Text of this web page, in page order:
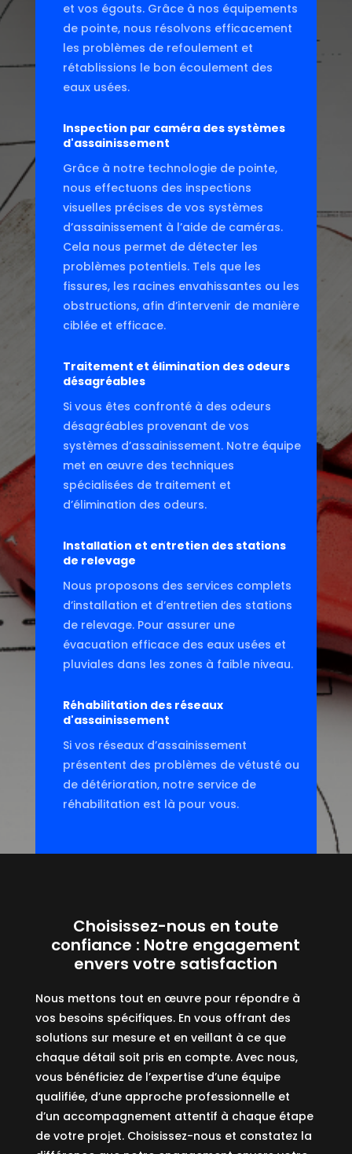
et vos égouts. Grâce à nos équipements
de pointe, nous résolvons efficacement
les problèmes de refoulement et
rétablissions le bon écoulement des
eaux usées.
Inspection par caméra des systèmes
d'assainissement
Grâce à notre technologie de pointe,
nous effectuons des inspections
visuelles précises de vos systèmes
d’assainissement à l’aide de caméras.
Cela nous permet de détecter les
problèmes potentiels. Tels que les
fissures, les racines envahissantes ou les
obstructions, afin d’intervenir de manière
ciblée et efficace.
Traitement et élimination des odeurs
désagréables
Si vous êtes confronté à des odeurs
désagréables provenant de vos
systèmes d’assainissement. Notre équipe
met en œuvre des techniques
spécialisées de traitement et
d’élimination des odeurs.
Installation et entretien des stations
de relevage
Nous proposons des services complets
d’installation et d’entretien des stations
de relevage. Pour assurer une
évacuation efficace des eaux usées et
pluviales dans les zones à faible niveau.
Réhabilitation des réseaux
d'assainissement
Si vos réseaux d’assainissement
présentent des problèmes de vétusté ou
de détérioration, notre service de
réhabilitation est là pour vous.
Choisissez-nous en toute
confiance : Notre engagement
envers votre satisfaction
Nous mettons tout en œuvre pour répondre à
vos besoins spécifiques. En vous offrant des
solutions sur mesure et en veillant à ce que
chaque détail soit pris en compte. Avec nous,
vous bénéficiez de l’expertise d’une équipe
qualifiée, d’une approche professionnelle et
d’un accompagnement attentif à chaque étape
de votre projet. Choisissez-nous et constatez la